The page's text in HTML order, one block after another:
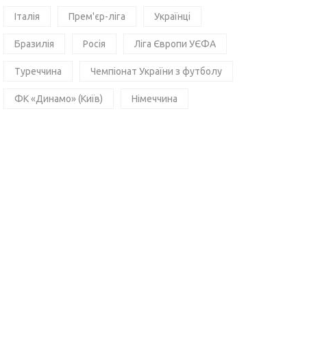
Італія Прем'єр-ліга Українці
Бразилія Росія Ліга Європи УЄФА
Туреччина Чемпіонат України з футболу
ФК «Динамо» (Київ) Німеччина